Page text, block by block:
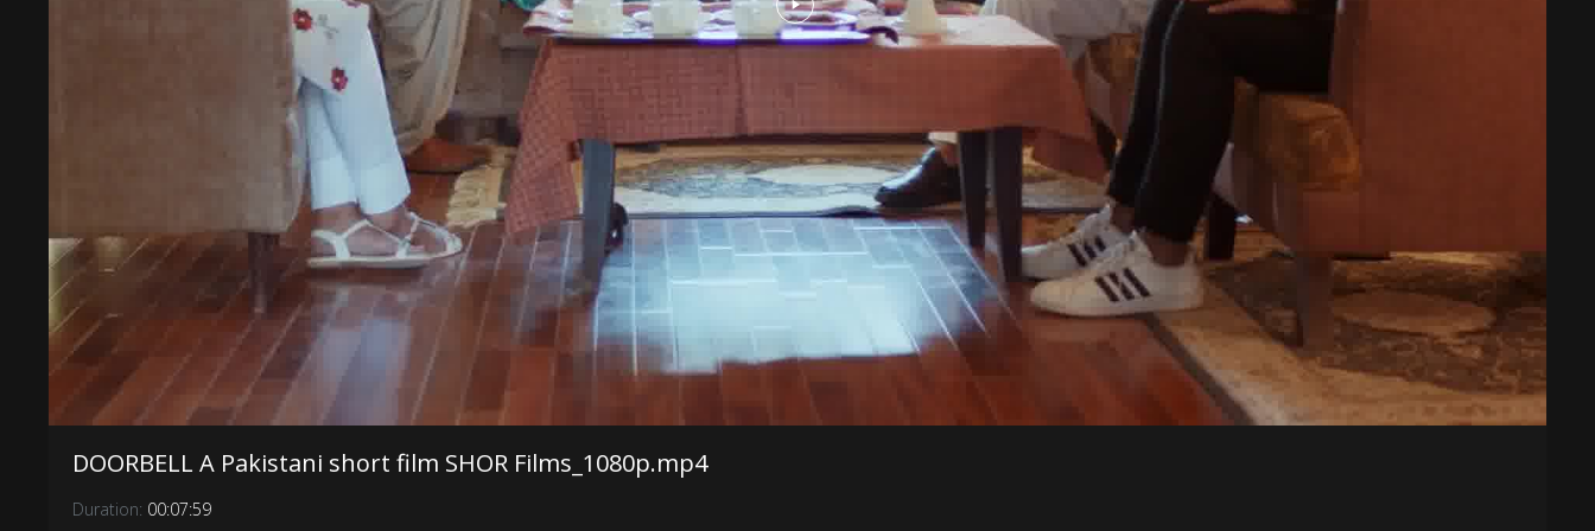
DOORBELL A Pakistani short film SHOR Films_1080p.mp4
Duration: 00:07:59